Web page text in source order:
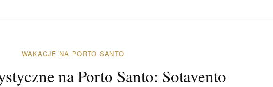
WAKACJE NA PORTO SANTO
na Porto Santo: Sotavento